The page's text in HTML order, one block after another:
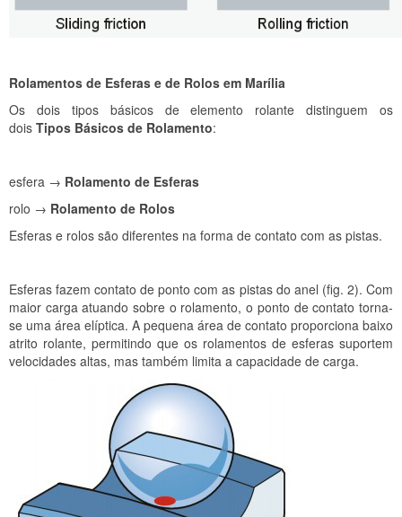
Rolamentos de Esferas e de Rolos em Marília
Os dois tipos básicos de elemento rolante distinguem os
dois Tipos Básicos de Rolamento:
esfera → Rolamento de Esferas
rolo → Rolamento de Rolos
Esferas e rolos são diferentes na forma de contato com as pistas.
Esferas fazem contato de ponto com as pistas do anel (fig. 2). Com
maior carga atuando sobre o rolamento, o ponto de contato torna-
se uma área elíptica. A pequena área de contato proporciona baixo
atrito rolante, permitindo que os rolamentos de esferas suportem
velocidades altas, mas também limita a capacidade de carga.